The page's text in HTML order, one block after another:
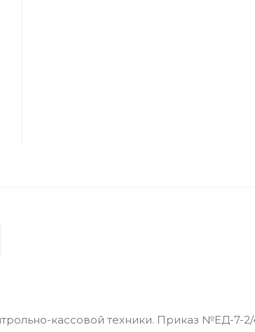
кассовой техники. Приказ №ЕД-7-2/